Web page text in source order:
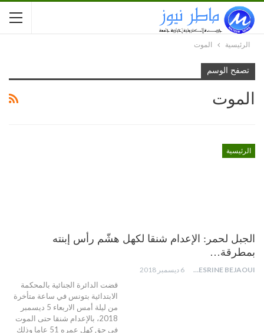
الرئيسية الموت
تصفح الوسم
الموت
الرئيسية
الجبل لحمر: الإعدام شنقا لكهل هشّم رأس إبنته
بمطرقة…
NESRINE BEJAOUI 6 ديسمبر 2018
قضت الدائرة الجنائية بالمحكمة
الابتدائية بتونس في ساعة متأخرة
من ليلة أمس الاربعاء 5 ديسمبر
2018، بالإعدام شنقا حتى الموت
في حق كهل عمره 51 عاما وذلك